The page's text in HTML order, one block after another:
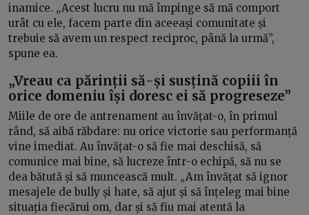
inamice. „Acest lucru nu mă împinge să mă comport
urât cu ele, facem parte din aceeași comunitate și
trebuie să avem un respect reciproc, până la urmă”,
spune ea.
„Vreau ca părinții să-și susțină copiii în
orice domeniu își doresc ei să progreseze”
Miile de ore de antrenament au învățat-o, în primul
rând, să aibă răbdare: nu orice victorie sau performanță
vine imediat. Au învățat-o să fie mai deschisă, să
comunice mai bine, să lucreze într-o echipă, să nu se
dea bătută și să muncească mult. „Am învățat să ignor
mesajele de bully și hate, să ajut și să înțeleg mai bine
situația fiecărui om, dar și să fiu mai atentă la